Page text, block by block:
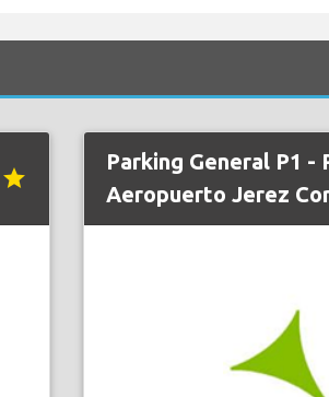
star
Parking General P1 -
Aeropuerto Jerez